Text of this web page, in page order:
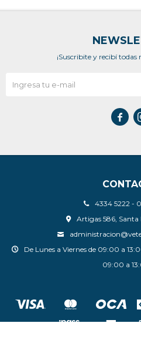
4334 5222 -
Artigas 586, Santa
De Lunes a Viernes de 09:00 a
09:00 a
¡Suscribite y recibí todas
